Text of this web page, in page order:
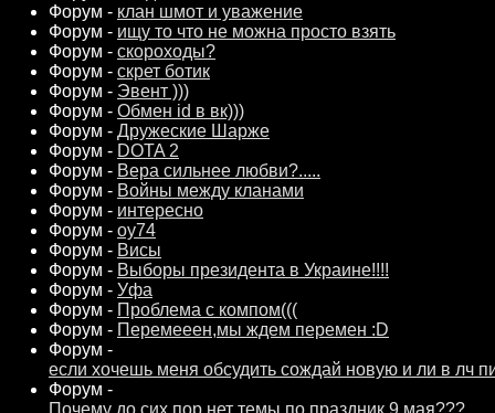
Форум - клан шмот и уважение
Форум - ищу то что не можна просто взять
Форум - скороходы?
Форум - скрет ботик
Форум - Эвент )))
Форум - Обмен id в вк)))
Форум - Дружеские Шарже
Форум - DOTA 2
Форум - Вера сильнее любви?.....
Форум - Войны между кланами
Форум - интересно
Форум - оу74
Форум - Висы
Форум - Выборы президента в Украине!!!!
Форум - Уфа
Форум - Проблема с компом(((
Форум - Перемееен,мы ждем перемен :D
Форум -
если хочешь меня обсудить сождай новую и ли в лч
Форум -
Почему до сих пор нет темы по праздник 9 мая???